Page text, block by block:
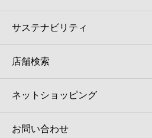
サステナビリティ
店舗検索
ネットショッピング
お問い合わせ